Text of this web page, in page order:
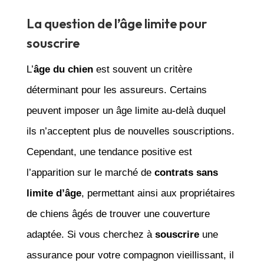
La question de l’âge limite pour
souscrire
L’âge du chienest souvent un critère
déterminant pour les assureurs. Certains
peuvent imposer un âge limite au-delà duquel
ils n’acceptent plus de nouvelles souscriptions.
Cependant, une tendance positive est
l’apparition sur le marché de contrats sans
limite d’âge, permettant ainsi aux propriétaires
de chiens âgés de trouver une couverture
adaptée. Si vous cherchez à souscrireune
assurance pour votre compagnon vieillissant, il